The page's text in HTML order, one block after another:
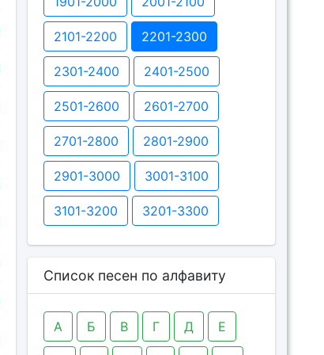
2101-2200 2201-2300
2301-2400 2401-2500
2501-2600 2601-2700
2701-2800 2801-2900
2901-3000 3001-3100
3101-3200 3201-3300
Список песен по алфавиту
А Б В Г Д Е